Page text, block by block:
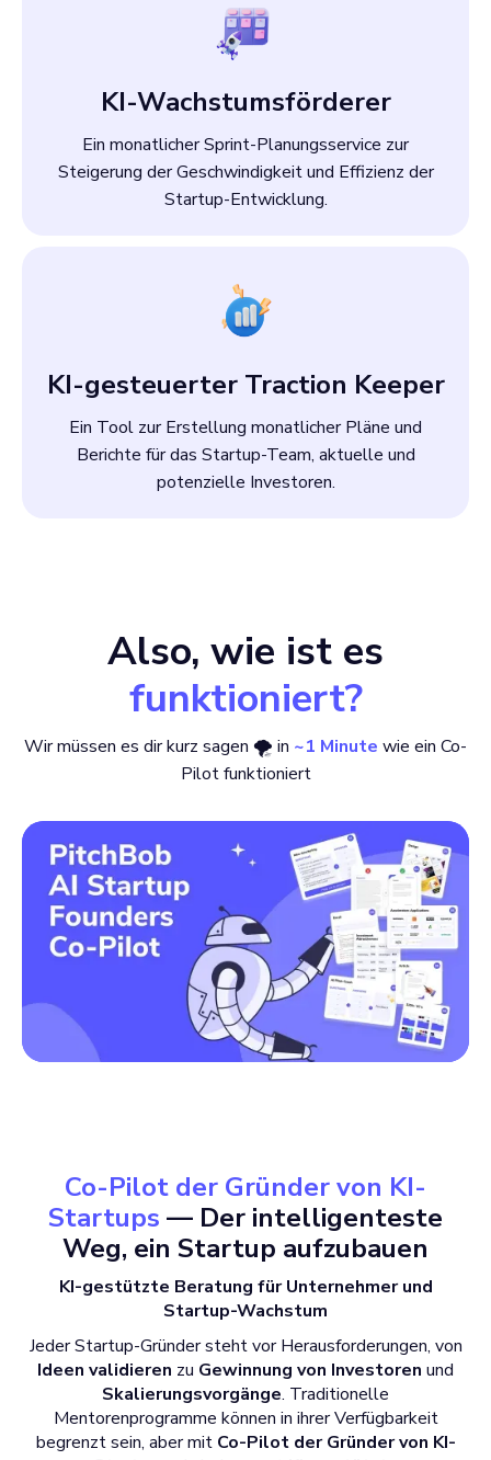
KI-Wachstumsförderer
Ein monatlicher Sprint-Planungsservice zur
Steigerung der Geschwindigkeit und Effizienz der
Startup-Entwicklung.
KI-gesteuerter Traction Keeper
Ein Tool zur Erstellung monatlicher Pläne und
Berichte für das Startup-Team, aktuelle und
potenzielle Investoren.
Also, wie ist es
funktioniert?
Wir müssen es dir kurz sagen 🌪 in ~1 Minute wie ein Co-
Pilot funktioniert
Co-Pilot der Gründer von KI-
Startups — Der intelligenteste
Weg, ein Startup aufzubauen
KI-gestützte Beratung für Unternehmer und
Startup-Wachstum
Jeder Startup-Gründer steht vor Herausforderungen, von
Ideen validieren zu Gewinnung von Investoren und
Skalierungsvorgänge. Traditionelle
Mentorenprogramme können in ihrer Verfügbarkeit
begrenzt sein, aber mit Co-Pilot der Gründer von KI-